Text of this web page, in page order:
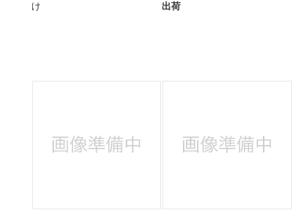
け
出荷